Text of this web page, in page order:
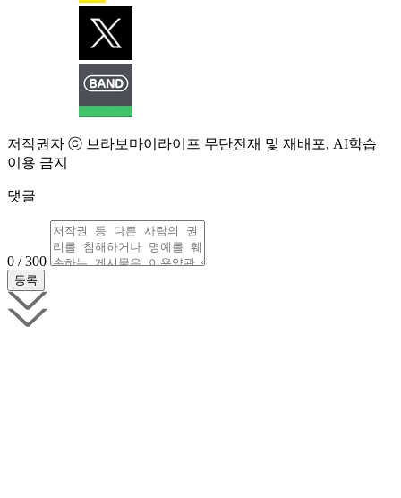
저작권자 ⓒ 브라보마이라이프 무단전재 및 재배포, AI학습
이용 금지
댓글
0 / 300